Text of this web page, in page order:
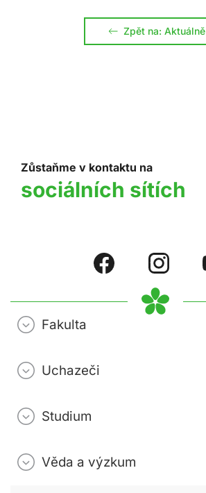
Zpět na: Aktuálně
Zůstaňme v kontaktu na
sociálních sítích
Fakulta
Uchazeči
Studium
Věda a výzkum